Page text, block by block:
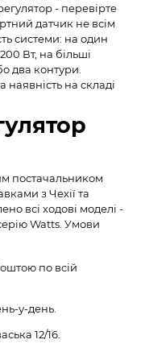
- перевірте
датчик не всім
системи: на один
Вт, на більші
два контури.
наявність на складі
постачальником
з Чехії та
всі ходові моделі -
Watts. Умови
по всій
у-день.
12/16.